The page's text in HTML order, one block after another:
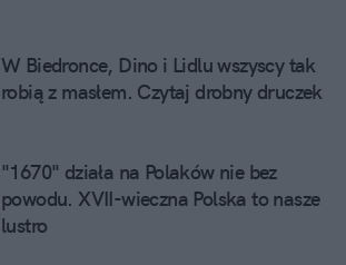
W Biedronce, Dino i Lidlu wszyscy tak
robią z masłem. Czytaj drobny druczek
"1670" działa na Polaków nie bez
powodu. XVII-wieczna Polska to nasze
lustro